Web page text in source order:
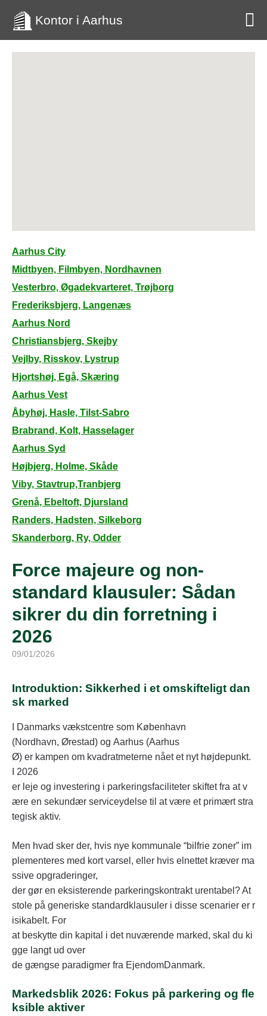
Kontor i Aarhus
Aarhus City
Midtbyen, Filmbyen, Nordhavnen
Vesterbro, Øgadekvarteret, Trøjborg
Frederiksbjerg, Langenæs
Aarhus Nord
Christiansbjerg, Skejby
Vejlby, Risskov, Lystrup
Hjortshøj, Egå, Skæring
Aarhus Vest
Åbyhøj, Hasle, Tilst-Sabro
Brabrand, Kolt, Hasselager
Aarhus Syd
Højbjerg, Holme, Skåde
Viby, Stavtrup,Tranbjerg
Grenå, Ebeltoft, Djursland
Randers, Hadsten, Silkeborg
Skanderborg, Ry, Odder
Force majeure og non-
standard klausuler: Sådan
sikrer du din forretning i
2026
09/01/2026
Introduktion: Sikkerhed i et omskifteligt dan
sk marked
I Danmarks vækstcentre som København
(Nordhavn, Ørestad) og Aarhus (Aarhus
Ø) er kampen om kvadratmeterne nået et nyt højdepunkt.
I 2026
er leje og investering i parkeringsfaciliteter skiftet fra at v
ære en sekundær serviceydelse til at være et primært stra
tegisk aktiv.
Men hvad sker der, hvis nye kommunale “bilfrie zoner” im
plementeres med kort varsel, eller hvis elnettet kræver ma
ssive opgraderinger,
der gør en eksisterende parkeringskontrakt urentabel? At
stole på generiske standardklausuler i disse scenarier er r
isikabelt. For
at beskytte din kapital i det nuværende marked, skal du ki
gge langt ud over
de gængse paradigmer fra EjendomDanmark.
Markedsblik 2026: Fokus på parkering og fle
ksible aktiver